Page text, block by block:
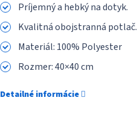
Príjemný a hebký na dotyk.
Kvalitná obojstranná potlač.
Materiál: 100% Polyester
Rozmer: 40×40 cm
Detailné informácie